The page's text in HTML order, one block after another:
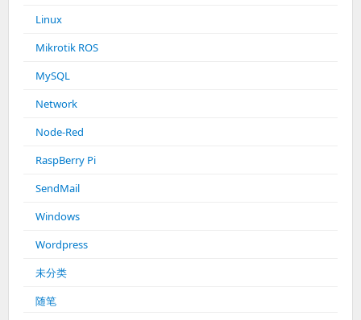
Linux
Mikrotik ROS
MySQL
Network
Node-Red
RaspBerry Pi
SendMail
Windows
Wordpress
未分类
随笔